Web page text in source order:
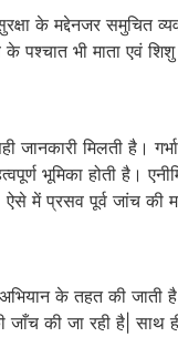
के मद्देनजर
भी माता एवं शिशु
मिलती है।
भूमिका होती है।
ऐसे में प्रसव पूर्व जांच
के तहत की जाती
की जा रही है| साथ